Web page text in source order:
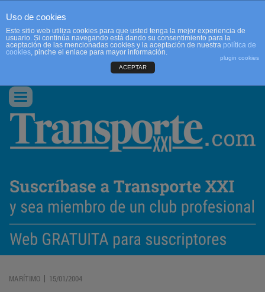
CONTACTO
Conmutar
navegación
MARÍTIMO | 15/01/2004
Uso de cookies
Este sitio web utiliza cookies para que usted tenga la mejor experiencia de
usuario. Si continúa navegando está dando su consentimiento para la
aceptación de las mencionadas cookies y la aceptación de nuestra política de
cookies, pinche el enlace para mayor información.
plugin cookies
ACEPTAR